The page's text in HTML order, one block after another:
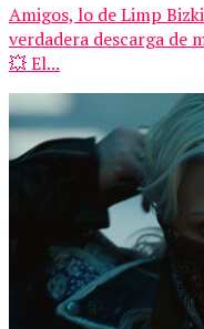
Amigos, lo de Limp
verdadera descarga de
💥 El...